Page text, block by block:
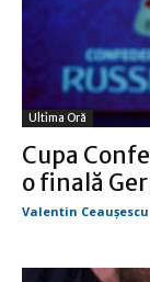
Ultima Oră
Cupa
o finală
Valentin Ceauşescu